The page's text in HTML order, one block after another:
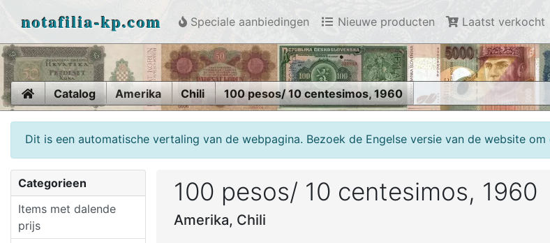
notafilia-kp.com Speciale aanbiedingen Nieuwe producten Laatst verkocht
HomeCatalog Amerika Chili 100 pesos/ 10 centesimos, 1960
Dit is een automatische vertaling van de webpagina. Bezoek de Engelse versie van de website
Categorieen
Items met dalende
prijs
100 pesos/ 10 centesimos, 1960
Amerika, Chili